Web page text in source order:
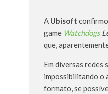
A Ubisoft
game Watchdogs
que,
Em diversas redes
impossibilitando o
formato, se